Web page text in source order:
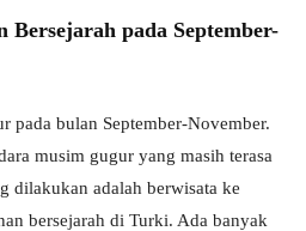
Bersejarah pada September-
pada bulan September-November.
musim gugur yang masih terasa
dilakukan adalah berwisata ke
bersejarah di Turki. Ada banyak